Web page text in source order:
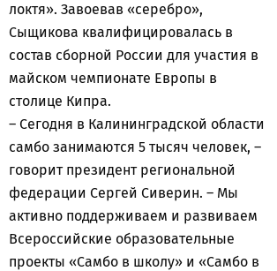
локтя». Завоевав «серебро»,
Сыщикова квалифицировалась в
состав сборной России для участия в
майском чемпионате Европы в
столице Кипра.
– Сегодня в Калининградской области
самбо занимаются 5 тысяч человек, –
говорит президент региональной
федерации Сергей Сиверин. – Мы
активно поддерживаем и развиваем
Всероссийские образовательные
проекты «Самбо в школу» и «Самбо в